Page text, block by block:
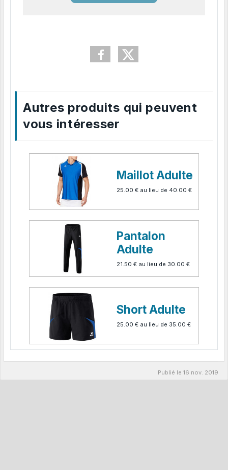
Autres produits qui peuvent
vous intéresser
Maillot Adulte
25.00 € au lieu de 40.00 €
Pantalon
Adulte
21.50 € au lieu de 30.00 €
Short Adulte
25.00 € au lieu de 35.00 €
Publié le 16 nov. 2019